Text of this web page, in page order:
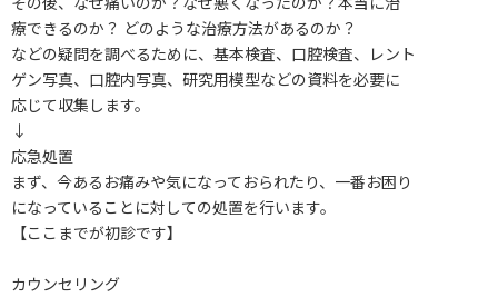
療できるのか？ どのような治療方法があるのか？
などの疑問を調べるために、基本検査、口腔検査、レント
ゲン写真、口腔内写真、研究用模型などの資料を必要に
応じて収集します。
↓
応急処置
まず、今あるお痛みや気になっておられたり、一番お困り
になっていることに対しての処置を行います。
【ここまでが初診です】
カウンセリング